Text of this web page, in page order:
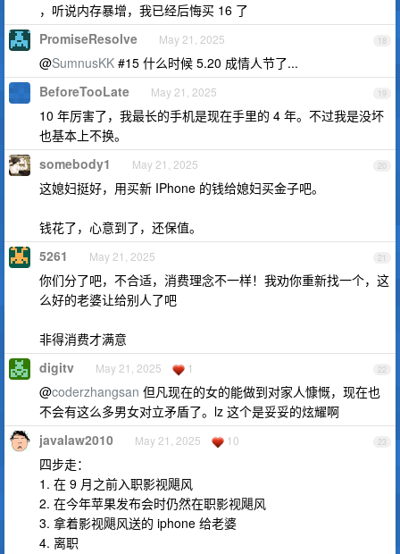
，听说内存暴增，我已经后悔买 16 了
18
PromiseResolve May 21, 2025
@SumnusKK #15 什么时候 5.20 成情人节了...
19
BeforeTooLate May 21, 2025
10 年厉害了，我最长的手机是现在手里的 4 年。不过我是没坏
也基本上不换。
20
somebody1 May 21, 2025
这媳妇挺好，用买新 IPhone 的钱给媳妇买金子吧。
钱花了，心意到了，还保值。
21
5261 May 21, 2025
你们分了吧，不合适，消费理念不一样！我劝你重新找一个，这
么好的老婆让给别人了吧
非得消费才满意
22
digitv May 21, 2025 1
@coderzhangsan 但凡现在的女的能做到对家人慷慨，现在也
不会有这么多男女对立矛盾了。lz 这个是妥妥的炫耀啊
23
javalaw2010 May 21, 2025 10
四步走：
1. 在 9 月之前入职影视飓风
2. 在今年苹果发布会时仍然在职影视飓风
3. 拿着影视飓风送的 iphone 给老婆
4. 离职